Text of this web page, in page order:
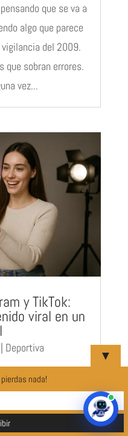
que se va a
algo que parece
del 2009.
que sobran errores.
vez...
y TikTok:
viral en un
| Deportiva
de 15 segundos y
entero Todo
básica: "¿Podemos
que no
▼
nada!